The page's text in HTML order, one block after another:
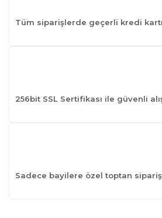
Tüm siparişlerde geçerli kredi
256bit SSL Sertifikası ile güvenli
Sadece bayilere özel toptan sipariş